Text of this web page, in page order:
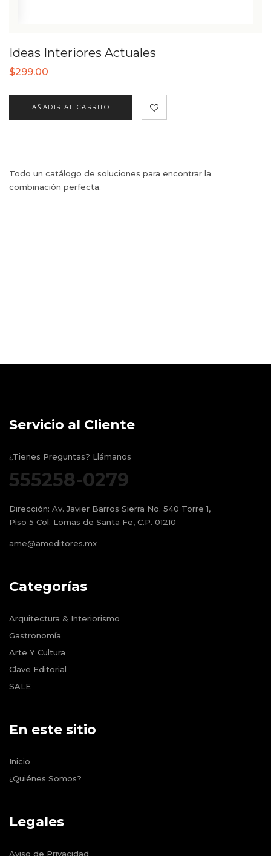
Ideas Interiores Actuales
$299.00
AÑADIR AL CARRITO
Todo un catálogo de soluciones para encontrar la
combinación perfecta.
Servicio al Cliente
¿Tienes Preguntas? Llámanos
555258-0279
Dirección: Av. Javier Barros Sierra No. 540 Torre 1,
Piso 5 Col. Lomas de Santa Fe, C.P. 01210
ame@ameditores.mx
Categorías
Arquitectura & Interiorismo
Gastronomía
Arte Y Cultura
Clave Editorial
SALE
En este sitio
Inicio
¿Quiénes Somos?
Legales
Aviso de Privacidad